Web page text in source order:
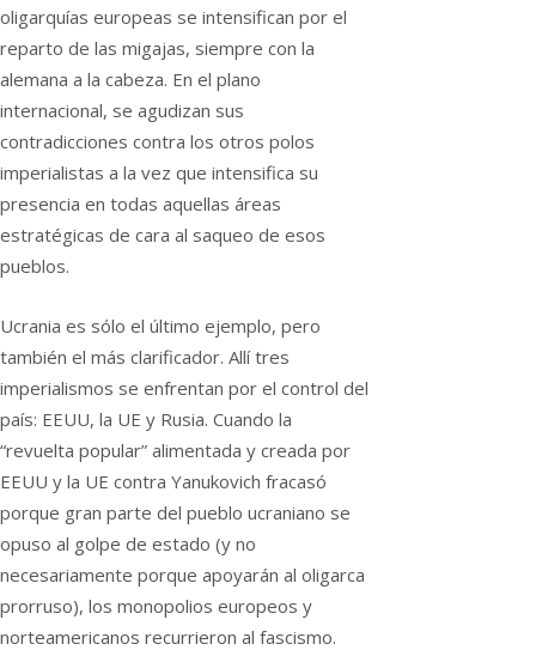
oligarquías europeas se intensifican por el
reparto de las migajas, siempre con la
alemana a la cabeza. En el plano
internacional, se agudizan sus
contradicciones contra los otros polos
imperialistas a la vez que intensifica su
presencia en todas aquellas áreas
estratégicas de cara al saqueo de esos
pueblos.
Ucrania es sólo el último ejemplo, pero
también el más clarificador. Allí tres
imperialismos se enfrentan por el control del
país: EEUU, la UE y Rusia. Cuando la
“revuelta popular” alimentada y creada por
EEUU y la UE contra Yanukovich fracasó
porque gran parte del pueblo ucraniano se
opuso al golpe de estado (y no
necesariamente porque apoyarán al oligarca
prorruso), los monopolios europeos y
norteamericanos recurrieron al fascismo.